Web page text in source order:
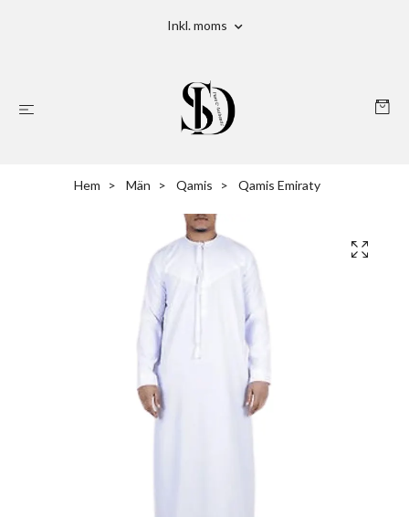
Inkl. moms
Hem Män Qamis Qamis Emiraty